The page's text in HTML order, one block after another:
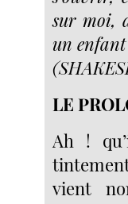
sur moi,
un enfant
LE
Ah !
vient